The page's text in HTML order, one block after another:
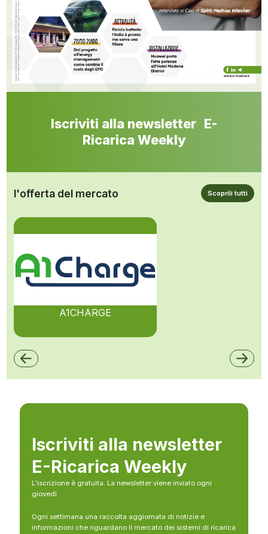
Iscriviti alla newsletter E-
Ricarica Weekly
l'offerta del mercato Scoprili tutti
A1CHARGE
Iscriviti alla newsletter
E-Ricarica Weekly
L’iscrizione è gratuita. La newsletter viene inviato ogni
giovedì
Ogni settimana una raccolta aggiornata di notizie e
informazioni che riguardano il mercato dei sistemi di ricarica